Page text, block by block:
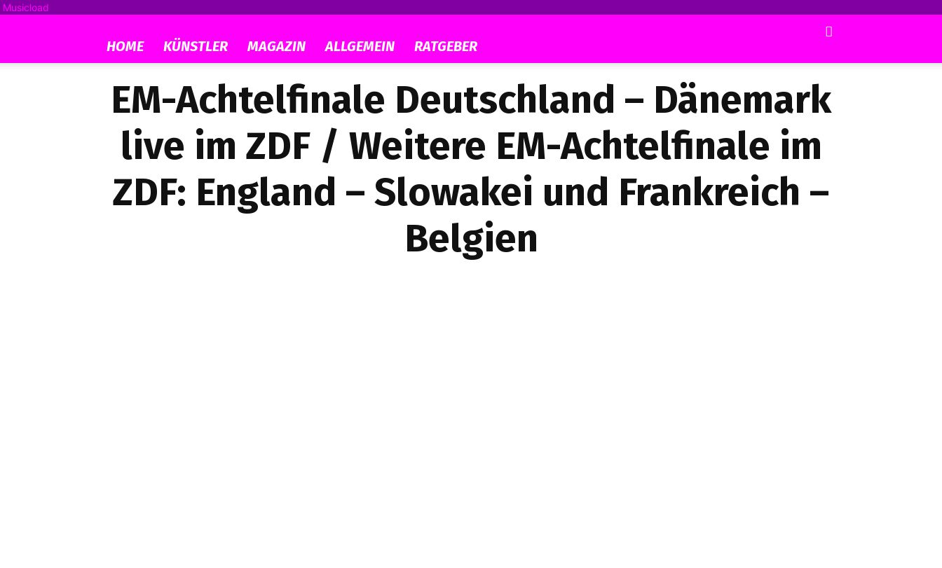
Musicload
HOME KÜNSTLER MAGAZIN ALLGEMEIN RATGEBER
EM-Achtelfinale Deutschland – Dänemark
live im ZDF / Weitere EM-Achtelfinale im
ZDF: England – Slowakei und Frankreich –
Belgien